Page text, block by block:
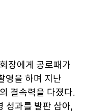
장에게 공로패가
영을 하며 지난
결속력을 다졌다.
성과를 발판 삼아,